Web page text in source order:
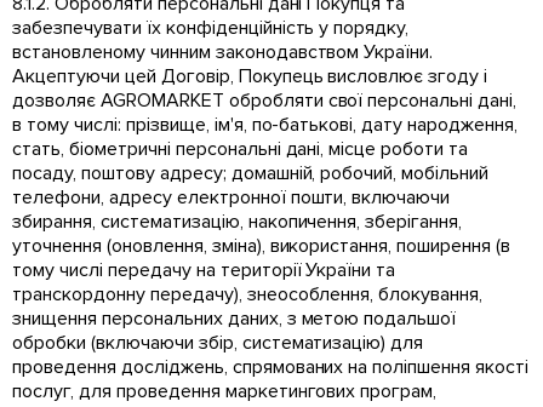
забезпечувати їх конфіденційність у порядку,
встановленому чинним законодавством України.
Акцептуючи цей Договір, Покупець висловлює згоду і
дозволяє AGROMARKET обробляти свої персональні дані,
в тому числі: прізвище, ім'я, по-батькові, дату народження,
стать, біометричні персональні дані, місце роботи та
посаду, поштову адресу; домашній, робочий, мобільний
телефони, адресу електронної пошти, включаючи
збирання, систематизацію, накопичення, зберігання,
уточнення (оновлення, зміна), використання, поширення (в
тому числі передачу на території України та
транскордонну передачу), знеособлення, блокування,
знищення персональних даних, з метою подальшої
обробки (включаючи збір, систематизацію) для
проведення досліджень, спрямованих на поліпшення якості
послуг, для проведення маркетингових програм,